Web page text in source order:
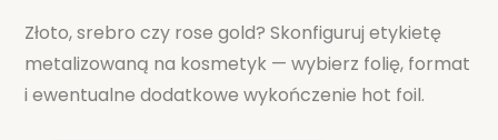
Złoto, srebro czy rose gold? Skonfiguruj etykietę
metalizowaną na kosmetyk — wybierz folię, format
i ewentualne dodatkowe wykończenie hot foil.